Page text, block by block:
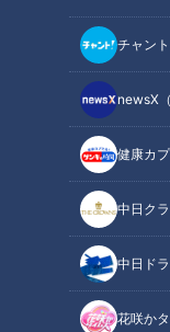
チャント
newsX
健康カ
中日ク
中日ド
花咲か
動！」 三重
校』陸上競
力で体験！
2022/12/15 16:02